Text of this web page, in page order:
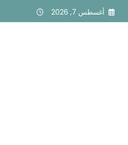
التجاوز
أغسطس 7, 2026